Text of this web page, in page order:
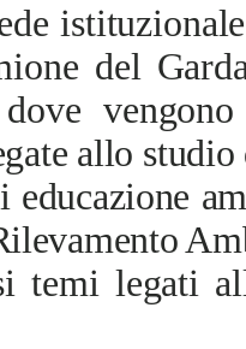
del
dove
allo
temi legati